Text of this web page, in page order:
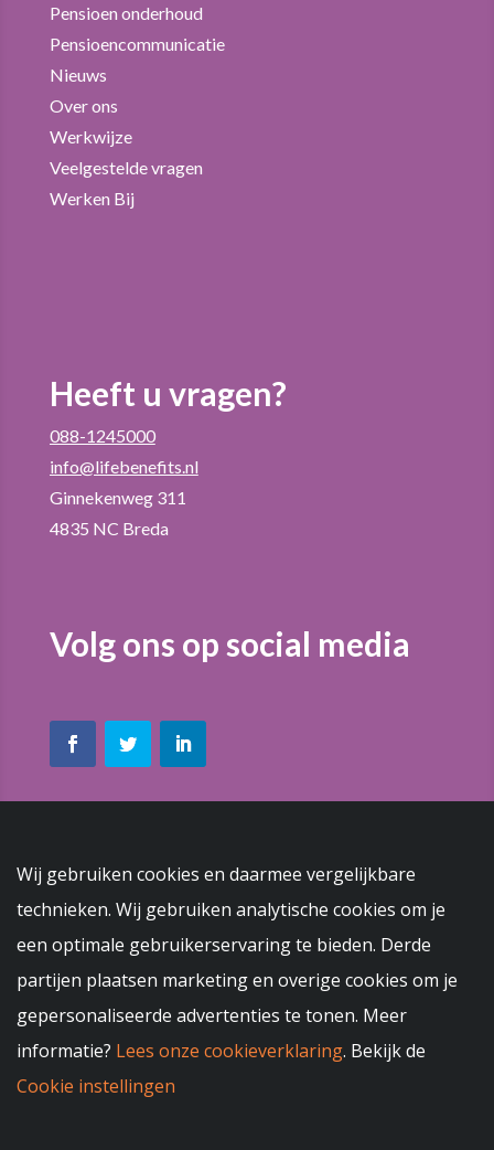
Pensioen onderhoud
Pensioencommunicatie
Nieuws
Over ons
Werkwijze
Veelgestelde vragen
Werken Bij
Heeft u vragen?
088-1245000
info@lifebenefits.nl
Ginnekenweg 311
4835 NC Breda
Volg ons op social media
Wachtwoord vergeten?
Wij gebruiken cookies en daarmee vergelijkbare
technieken. Wij gebruiken analytische cookies om je
een optimale gebruikerservaring te bieden. Derde
partijen plaatsen marketing en overige cookies om je
gepersonaliseerde advertenties te tonen. Meer
informatie? Lees onze cookieverklaring. Bekijk de
Cookie instellingen